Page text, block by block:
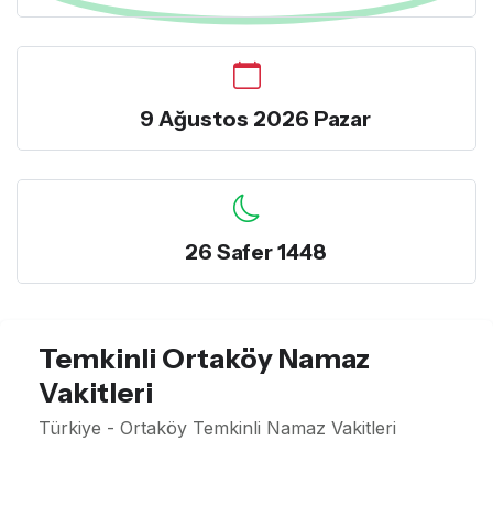
9 Ağustos 2026 Pazar
26 Safer 1448
Temkinli Ortaköy Namaz
Vakitleri
Türkiye - Ortaköy Temkinli Namaz Vakitleri